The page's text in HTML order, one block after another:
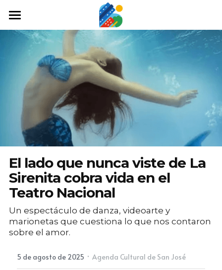
Home
Qué hacer
Arte y cultura
Cine y TV
Comida y tragos
Tours desde San José
Museos
Buscar
Newsletter
El lado que nunca viste de La
Sirenita cobra vida en el
Teatro Nacional
Un espectáculo de danza, videoarte y
marionetas que cuestiona lo que nos contaron
sobre el amor.
5 de agosto de 2025 · Agenda Cultural de San José